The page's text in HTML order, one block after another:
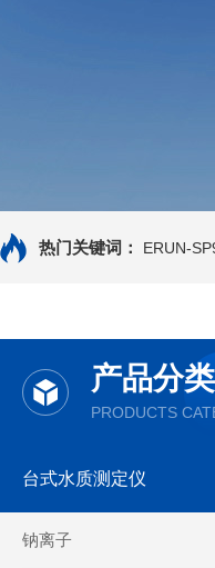
热门关键词： ERUN-
产品分类
PRODUCTS
台式水质测定仪
钠离子